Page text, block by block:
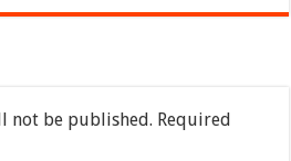
not be published. Required